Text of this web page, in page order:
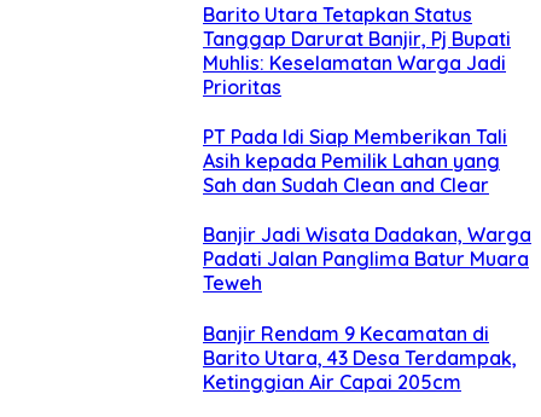
Barito Utara Tetapkan Status
Tanggap Darurat Banjir, Pj Bupati
Muhlis: Keselamatan Warga Jadi
Prioritas
PT Pada Idi Siap Memberikan Tali
Asih kepada Pemilik Lahan yang
Sah dan Sudah Clean and Clear
Banjir Jadi Wisata Dadakan, Warga
Padati Jalan Panglima Batur Muara
Teweh
Banjir Rendam 9 Kecamatan di
Barito Utara, 43 Desa Terdampak,
Ketinggian Air Capai 205cm